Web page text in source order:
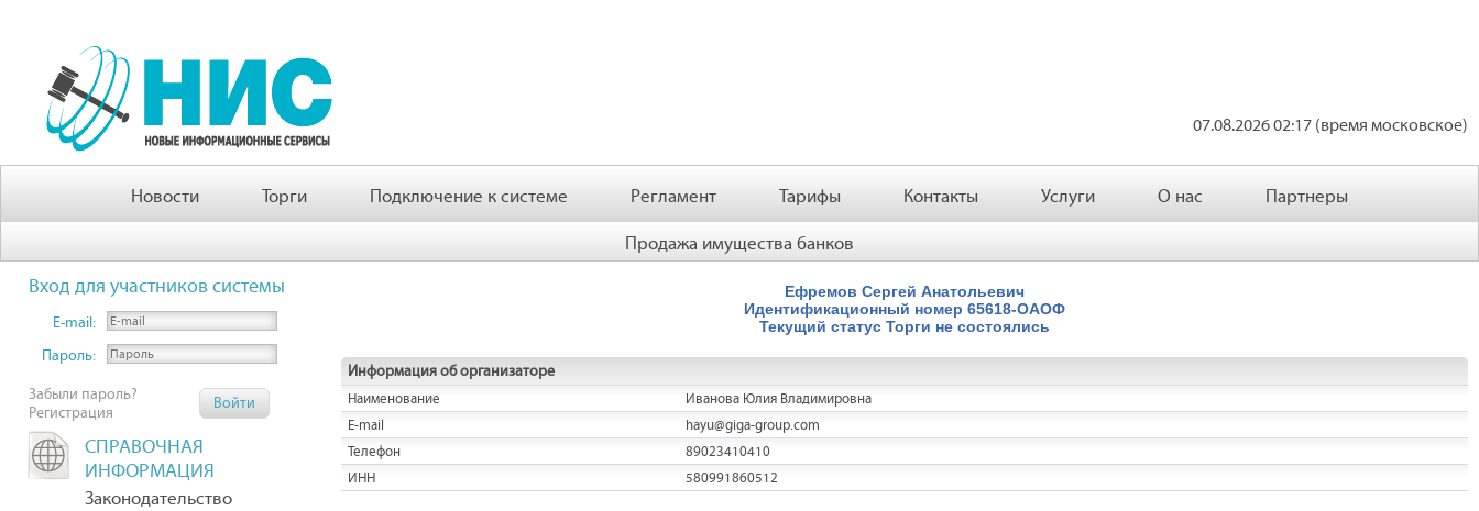
07.08.2026 02:17 (время московское)
Новости Торги Подключение к системе Регламент Тарифы Контакты Услуги О нас Партнеры
Продажа имущества банков
Вход для участников системы
E-mail:
Пароль:
Забыли пароль?
Регистрация
СПРАВОЧНАЯ
ИНФОРМАЦИЯ
Законодательство
Ефремов Сергей Анатольевич
Идентификационный номер 65618-ОАОФ
Текущий статус Торги не состоялись
Информация об организаторе
Наименование
Иванова Юлия Владимировна
E-mail
hayu@giga-group.com
Телефон
89023410410
ИНН
580991860512